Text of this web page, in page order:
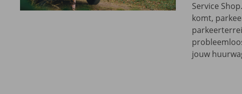
Service
komt,
jouw